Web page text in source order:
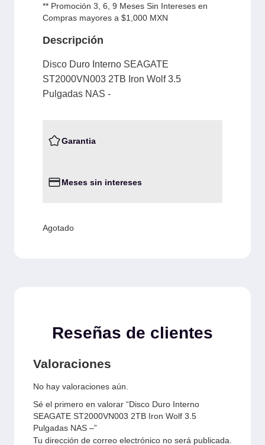
** Promoción 3, 6, 9 Meses Sin Intereses en
Compras mayores a $1,000 MXN
Descripción
Disco Duro Interno SEAGATE
ST2000VN003 2TB Iron Wolf 3.5
Pulgadas NAS -
Garantia
Meses sin intereses
Agotado
Reseñas de clientes
Valoraciones
No hay valoraciones aún.
Sé el primero en valorar “Disco Duro Interno
SEAGATE ST2000VN003 2TB Iron Wolf 3.5
Pulgadas NAS –”
Tu dirección de correo electrónico no será publicada.